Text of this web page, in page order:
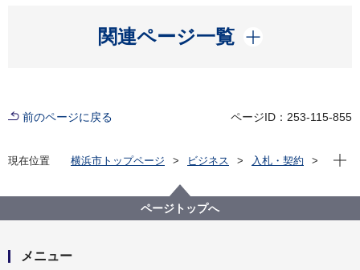
関連ページ一覧
開く
前のページに戻る ページID：253-115-855
現在位置 横浜市トップページ ビジネス
入札・契約
【入札結果公表（不調）】【公募型指名競争入札】医
療関係統計事務の一部委託
現在
ページトップへ
メニュー